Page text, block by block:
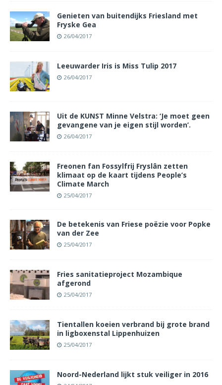
Genieten van buitendijks Friesland met
Fryske Gea
26/04/2017
Leeuwarder Iris is Miss Tulip 2017
26/04/2017
Uit de KUNST Minne Velstra: ‘Je moet geen
gevangene van je eigen stijl worden’.
26/04/2017
Freonen fan Fossylfrij Fryslân zetten
klimaat op de kaart tijdens People’s
Climate March
25/04/2017
De betekenis van Friese poëzie voor Popke
van der Zee
25/04/2017
Fries sanitatieproject Mozambique
afgerond
25/04/2017
Tientallen koeien verbrand bij grote brand
in ligboxenstal Lippenhuizen
25/04/2017
Noord-Nederland lijkt stuk veiliger in 2016